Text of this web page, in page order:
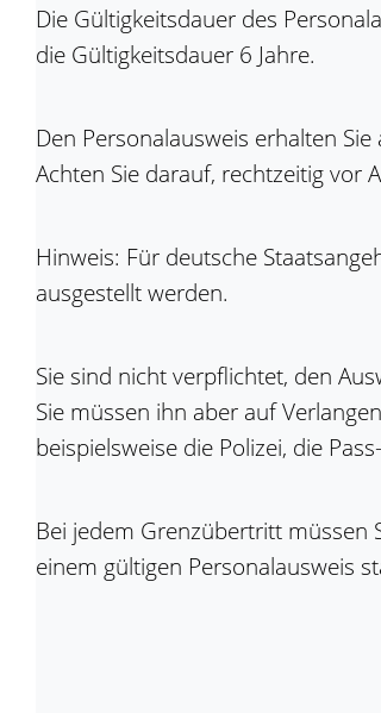
Die Gültigkeitsdauer des
die Gültigkeitsdauer 6 Jahre.
Den Personalausweis erhalten
Achten Sie darauf, rechtzeitig vor
Hinweis: Für deutsche
ausgestellt werden.
Sie sind nicht verpflichtet, den
Sie müssen ihn aber auf
beispielsweise die Polizei, die
Bei jedem Grenzübertritt müssen
einem gültigen Personalausweis